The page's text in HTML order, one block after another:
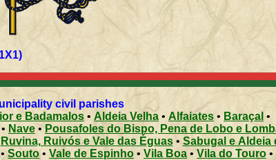
do Sabugal - Sabugal municipality civil parishes
e Badamalos • Aldeia Velha • Alfaiates •Baraçal •
• Nave •Pousafoles do Bispo, Pena de Lobo e
Ruvina, Ruivós e Vale das Éguas• Sabugal e Aldeia
•Souto• Vale de Espinho • Vila Boa • Vila do Touro •